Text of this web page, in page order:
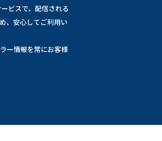
ビスで、配信される
、安心してご利用い
ー情報を常にお客様